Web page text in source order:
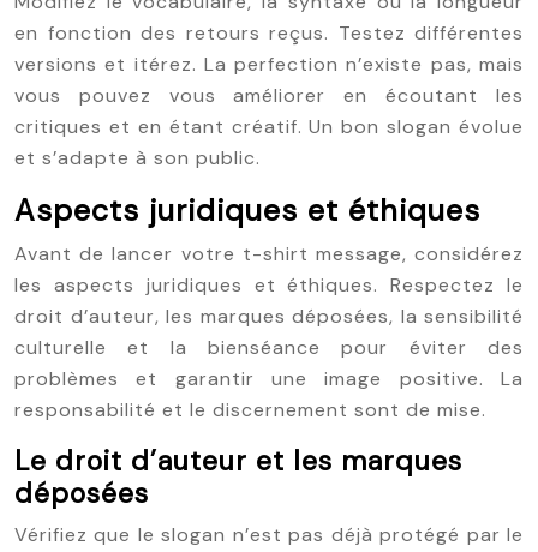
en fonction des retours reçus. Testez différentes
versions et itérez. La perfection n’existe pas, mais
vous pouvez vous améliorer en écoutant les
critiques et en étant créatif. Un bon slogan évolue
et s’adapte à son public.
Aspects juridiques et éthiques
Avant de lancer votre t-shirt message, considérez
les aspects juridiques et éthiques. Respectez le
droit d’auteur, les marques déposées, la sensibilité
culturelle et la bienséance pour éviter des
problèmes et garantir une image positive. La
responsabilité et le discernement sont de mise.
Le droit d’auteur et les marques
déposées
Vérifiez que le slogan n’est pas déjà protégé par le